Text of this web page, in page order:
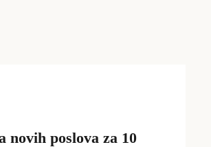
novih poslova za 10